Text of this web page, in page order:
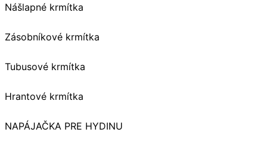
Nášlapné krmítka
Zásobníkové krmítka
Tubusové krmítka
Hrantové krmítka
NAPÁJAČKA PRE HYDINU